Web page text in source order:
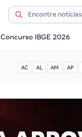
Concurso IBGE 2026
AC AL AM AP